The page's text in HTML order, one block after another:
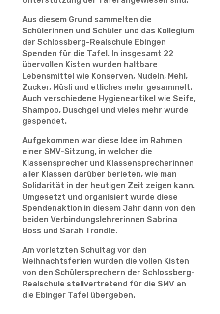
Aus diesem Grund sammelten die
Schülerinnen und Schüler und das Kollegium
der Schlossberg-Realschule Ebingen
Spenden für die Tafel. In insgesamt 22
übervollen Kisten wurden haltbare
Lebensmittel wie Konserven, Nudeln, Mehl,
Zucker, Müsli und etliches mehr gesammelt.
Auch verschiedene Hygieneartikel wie Seife,
Shampoo, Duschgel und vieles mehr wurde
gespendet.
Aufgekommen war diese Idee im Rahmen
einer SMV-Sitzung, in welcher die
Klassensprecher und Klassensprecherinnen
aller Klassen darüber berieten, wie man
Solidarität in der heutigen Zeit zeigen kann.
Umgesetzt und organisiert wurde diese
Spendenaktion in diesem Jahr dann von den
beiden Verbindungslehrerinnen Sabrina
Boss und Sarah Tröndle.
Am vorletzten Schultag vor den
Weihnachtsferien wurden die vollen Kisten
von den Schülersprechern der Schlossberg-
Realschule stellvertretend für die SMV an
die Ebinger Tafel übergeben.